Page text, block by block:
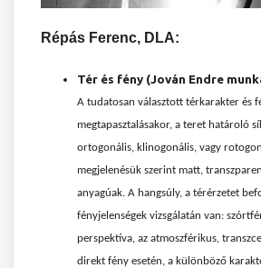
Répás Ferenc, DLA:
Tér és fény (Jován Endre
A tudatosan választott térkarakter és
megtapasztalásakor, a teret határoló
ortogonális, klinogonális, vagy
megjelenésük szerint matt,
anyagúak. A hangsúly, a térérzetet
fényjelenségek vizsgálatán van:
perspektíva, az atmoszférikus,
direkt fény esetén, a különböző